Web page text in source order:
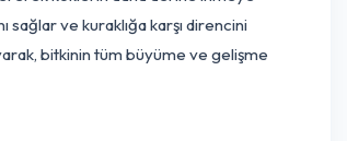
eder. Toprak nem sensörleri veya
eder. Ayrıca, damlama sulama
riskini azaltır.
izin vererek köklerin daha